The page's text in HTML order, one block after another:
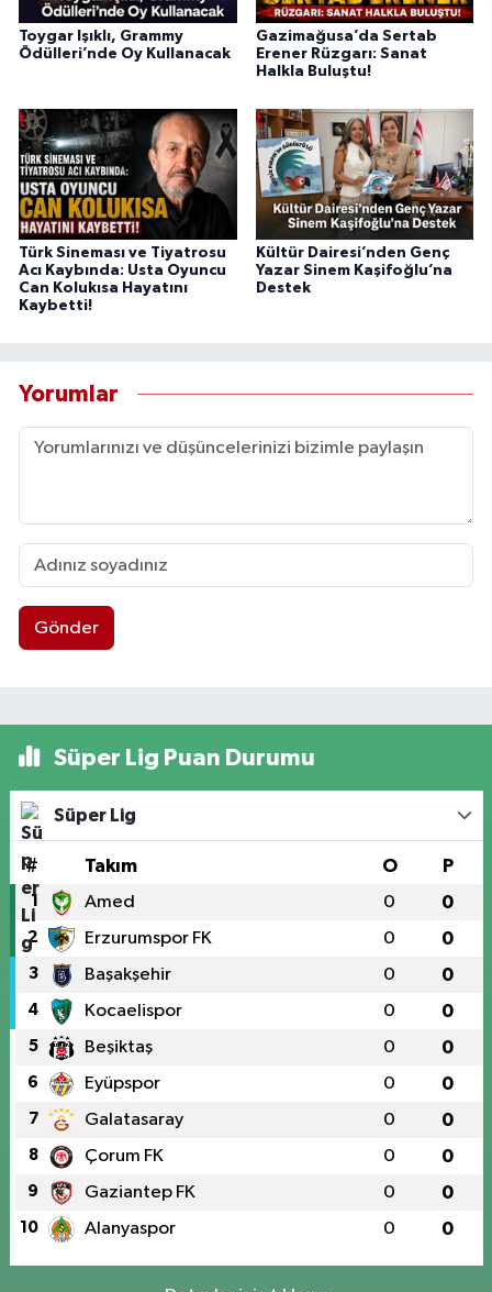
Toygar Işıklı, Grammy
Ödülleri’nde Oy Kullanacak
Gazimağusa’da Sertab
Erener Rüzgarı: Sanat
Halkla Buluştu!
Türk Sineması ve Tiyatrosu
Acı Kaybında: Usta Oyuncu
Can Kolukısa Hayatını
Kaybetti!
Kültür Dairesi’nden Genç
Yazar Sinem Kaşifoğlu’na
Destek
Yorumlar
Gönder
Süper Lig Puan Durumu
Süper Lig
# Takım O P
1 Amed 0 0
2 Erzurumspor FK 0 0
3 Başakşehir 0 0
4 Kocaelispor 0 0
5 Beşiktaş 0 0
6 Eyüpspor 0 0
7 Galatasaray 0 0
8 Çorum FK 0 0
9 Gaziantep FK 0 0
10 Alanyaspor 0 0